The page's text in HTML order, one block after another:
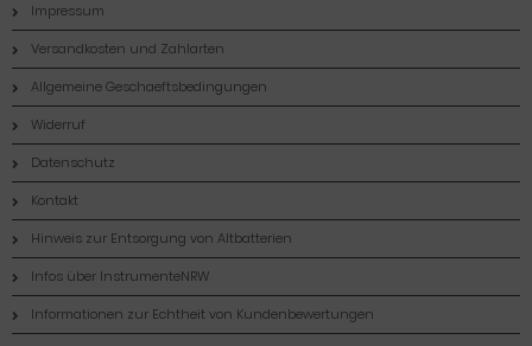
Impressum
Versandkosten und Zahlarten
Allgemeine Geschaeftsbedingungen
Widerruf
Datenschutz
Kontakt
Hinweis zur Entsorgung von Altbatterien
Infos über InstrumenteNRW
Informationen zur Echtheit von Kundenbewertungen